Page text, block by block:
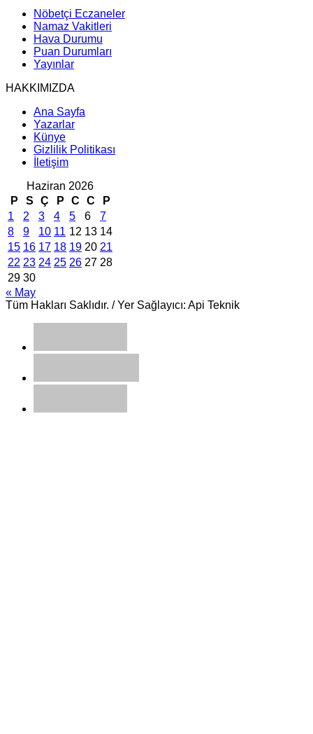
Nöbetçi Eczaneler
Namaz Vakitleri
Hava Durumu
Puan Durumları
Yayınlar
HAKKIMIZDA
Ana Sayfa
Yazarlar
Künye
Gizlilik Politikası
İletişim
Haziran 2026
P
S Ç P C C
P
1
2 3 4 5 6
7
8
9 10 11 12 13 14
15 16 17 18 19 20 21
22 23 24 25 26 27 28
29 30
« May
Tüm Hakları Saklıdır. / Yer Sağlayıcı: Api Teknik